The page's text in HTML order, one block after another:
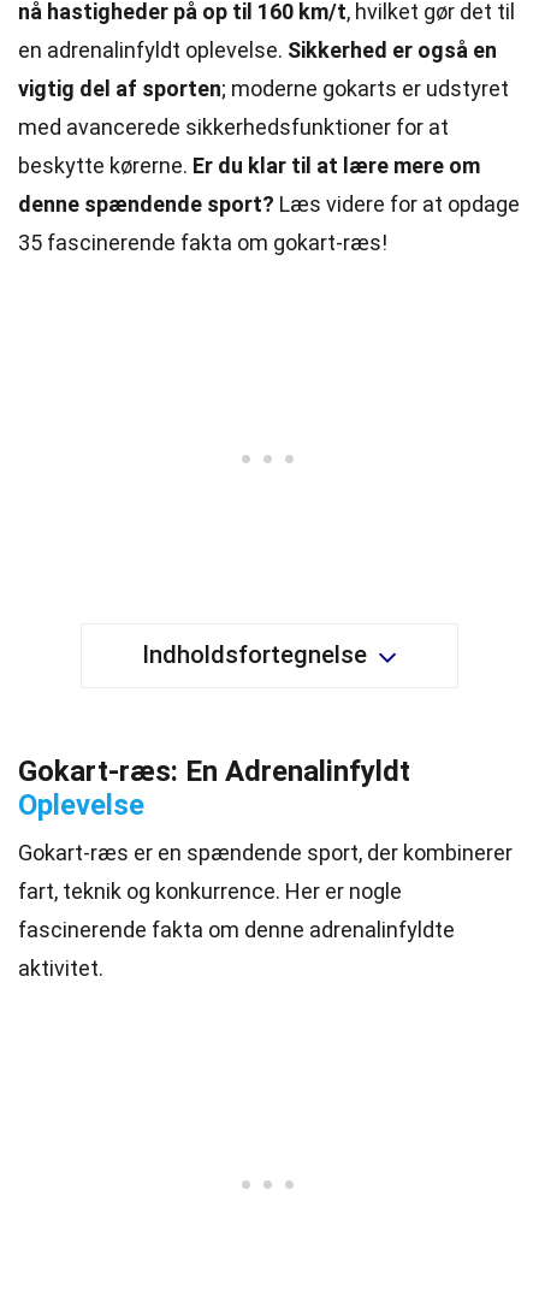
nå hastigheder på op til 160 km/t, hvilket gør det til
en adrenalinfyldt oplevelse. Sikkerhed er også en
vigtig del af sporten; moderne gokarts er udstyret
med avancerede sikkerhedsfunktioner for at
beskytte kørerne. Er du klar til at lære mere om
denne spændende sport? Læs videre for at opdage
35 fascinerende fakta om gokart-ræs!
Indholdsfortegnelse
Gokart-ræs: En Adrenalinfyldt
Oplevelse
Gokart-ræs er en spændende sport, der kombinerer
fart, teknik og konkurrence. Her er nogle
fascinerende fakta om denne adrenalinfyldte
aktivitet.